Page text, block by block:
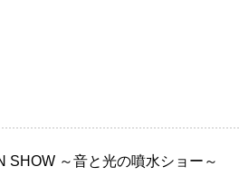
SHOW ～音と光の噴水ショー～